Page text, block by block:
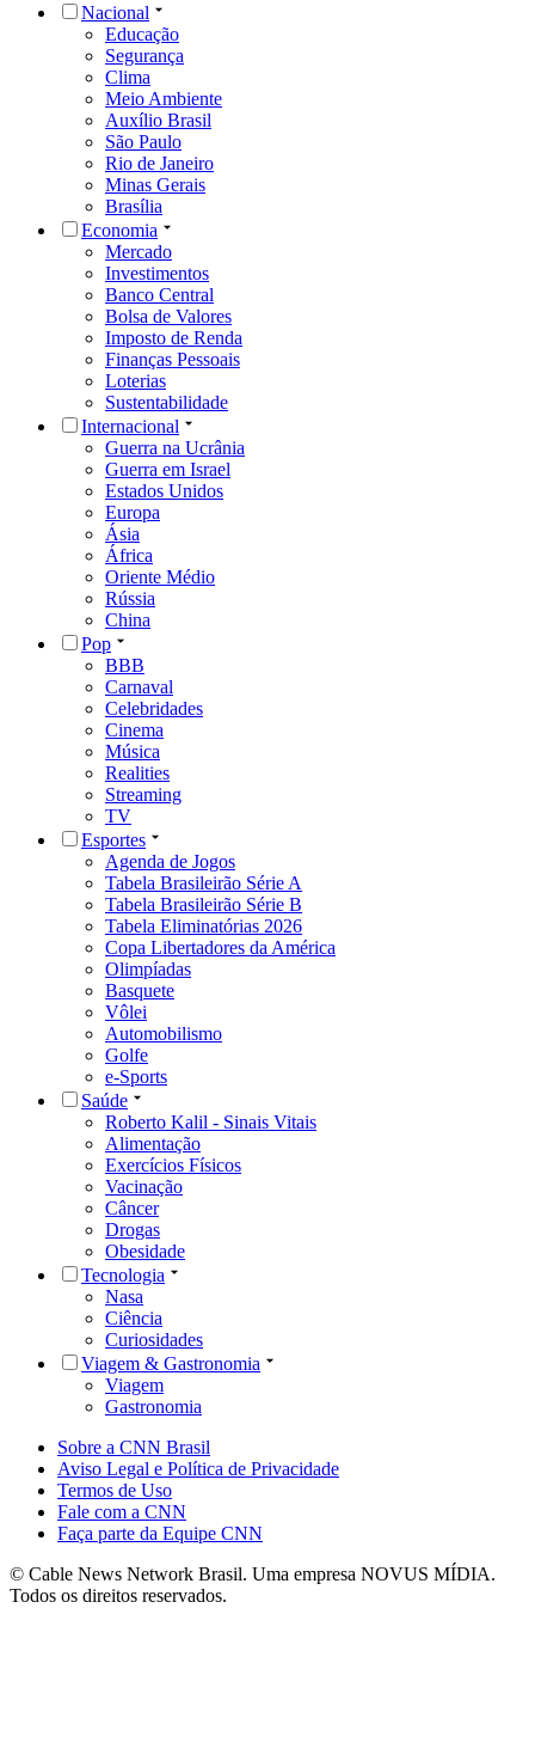
Nacional
Educação
Segurança
Clima
Meio Ambiente
Auxílio Brasil
São Paulo
Rio de Janeiro
Minas Gerais
Brasília
Economia
Mercado
Investimentos
Banco Central
Bolsa de Valores
Imposto de Renda
Finanças Pessoais
Loterias
Sustentabilidade
Internacional
Guerra na Ucrânia
Guerra em Israel
Estados Unidos
Europa
Ásia
África
Oriente Médio
Rússia
China
Pop
BBB
Carnaval
Celebridades
Cinema
Música
Realities
Streaming
TV
Esportes
Agenda de Jogos
Tabela Brasileirão Série A
Tabela Brasileirão Série B
Tabela Eliminatórias 2026
Copa Libertadores da América
Olimpíadas
Basquete
Vôlei
Automobilismo
Golfe
e-Sports
Saúde
Roberto Kalil - Sinais Vitais
Alimentação
Exercícios Físicos
Vacinação
Câncer
Drogas
Obesidade
Tecnologia
Nasa
Ciência
Curiosidades
Viagem & Gastronomia
Viagem
Gastronomia
Sobre a CNN Brasil
Aviso Legal e Política de Privacidade
Termos de Uso
Fale com a CNN
Faça parte da Equipe CNN
© Cable News Network Brasil. Uma empresa NOVUS MÍDIA.
Todos os direitos reservados.